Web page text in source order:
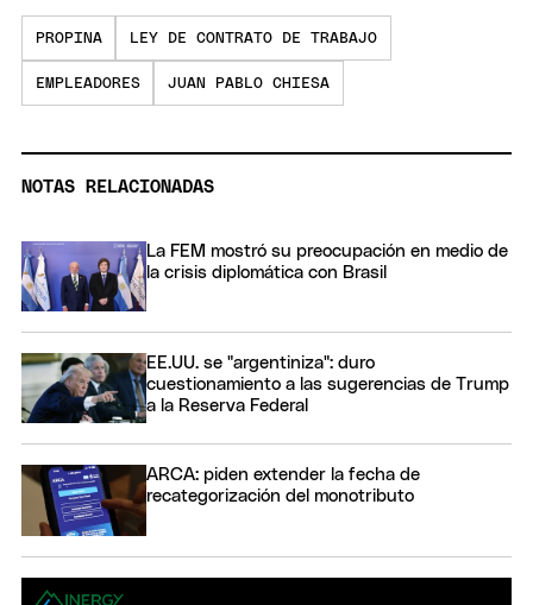
PROPINA LEY DE CONTRATO DE TRABAJO
EMPLEADORES JUAN PABLO CHIESA
NOTAS RELACIONADAS
La FEM mostró su preocupación en medio de
la crisis diplomática con Brasil
EE.UU. se "argentiniza": duro
cuestionamiento a las sugerencias de Trump
a la Reserva Federal
ARCA: piden extender la fecha de
recategorización del monotributo